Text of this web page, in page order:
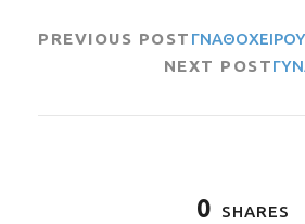
PREVIOUS POST
NEXT POST
0 SHARES